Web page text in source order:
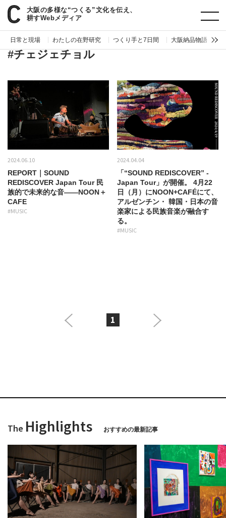
大阪の多様な“つくる”文化を伝え、
耕すWebメディア
日常と現場 わたしの在野研究 つくり手と7日間 大阪納品物語
paperC タグ チェジェチョル
#チェジェチョル
2024.06.10
REPORT｜SOUND
REDISCOVER Japan Tour 民
族的で未来的な音——NOON＋
CAFE
#MUSIC
2024.04.04
「“SOUND REDISCOVER” -
Japan Tour」が開催。 4月22
日（月）にNOON+CAFÉにて、
アルゼンチン・ 韓国・日本の音
楽家による民族音楽が融合す
る。
#MUSIC
1
The Highlights おすすめの最新記事